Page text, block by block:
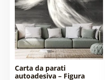
Carta da parati
autoadesiva – Figura